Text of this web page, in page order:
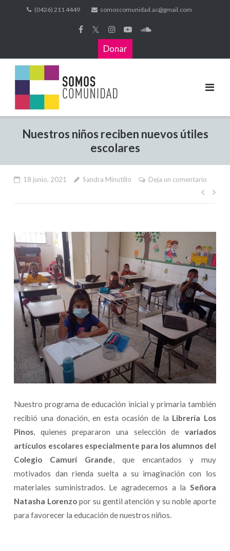
(0426) 211 4449 somoscomunidad.ac@gmail.com
𝕏
Donar
Nuestros niños reciben nuevos útiles
escolares
18 junio, 2021 Sandra Minutillo Deja un comentario
Nuestro programa de educación inicial y primaria también
recibió una donación, en esta ocasión de la Librería Los
Pinos, quienes prepararon una selección de variados
artículos escolares especialmente para los alumnos del
Colegio Camurí Grande, que encantados y muy
motivados dan rienda suelta a su imaginación con los
materiales suministrados. Le agradecemos a la Señora
Natasha Lorenzo por su gentil atención y su noble aporte
para favorecer la educación de nuestros niños.